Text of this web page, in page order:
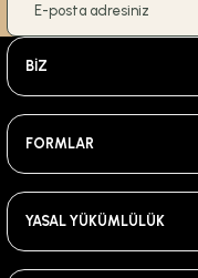
BİZ
FORMLAR
YASAL YÜKÜMLÜLÜK